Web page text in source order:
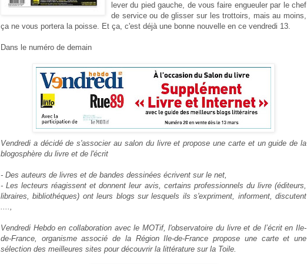
lever du pied gauche, de vous faire engueuler par le chef
de service ou de glisser sur les trottoirs, mais au moins,
ça ne vous portera la poisse. Et ça, c'est déjà une bonne nouvelle en ce vendredi 13.
Dans le numéro de demain
Vendredi a décidé de s'associer au salon du livre et propose une carte et un guide de la
blogosphère du livre et de l'écrit
- Des auteurs de livres et de bandes dessinées écrivent sur le net,
- Les lecteurs réagissent et donnent leur avis, certains professionnels du livre (éditeurs,
libraires, bibliothéques) ont leurs blogs sur lesquels ils s'expriment, informent, discutent
....,
Vendredi Hebdo en collaboration avec le MOTif, l'observatoire du livre et de l’écrit en Ile-
de-France, organisme associé de la Région Ile-de-France propose une carte et une
sélection des meilleures sites pour découvrir la littérature sur la Toile.